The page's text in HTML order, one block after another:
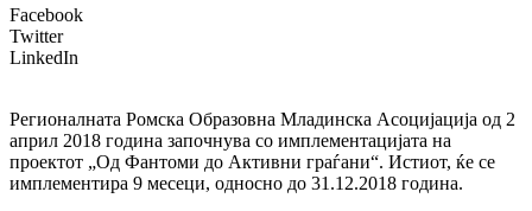
Facebook
Twitter
LinkedIn
Регионалната Ромска Образовна Младинска Асоцијација од 2
април 2018 година започнува со имплементацијата на
проектот „Од Фантоми до Активни граѓани“. Истиот, ќе се
имплементира 9 месеци, односно до 31.12.2018 година.